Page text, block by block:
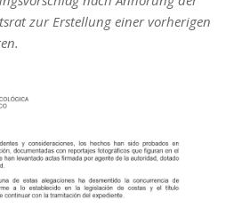
zur Erstellung einer vorherigen